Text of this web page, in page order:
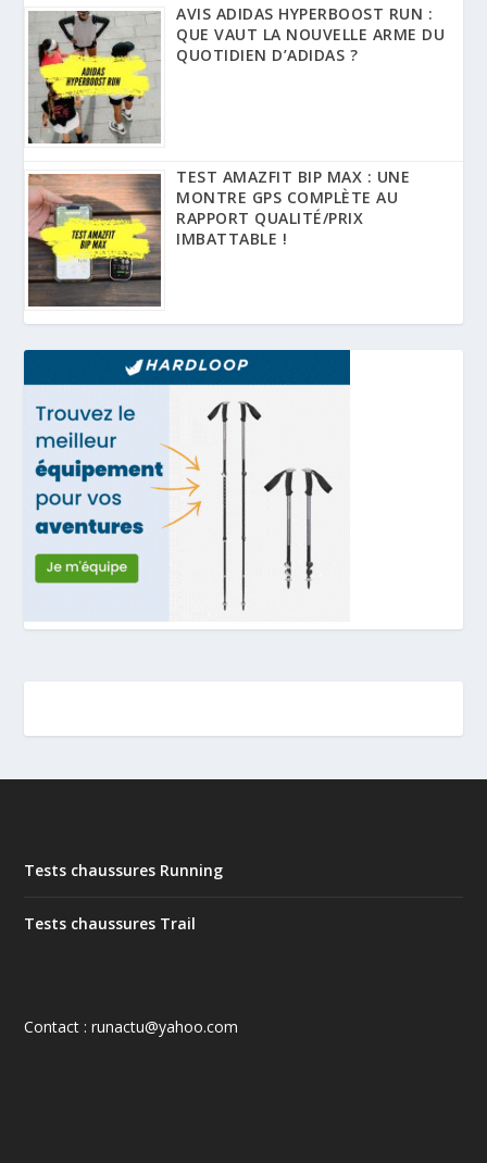
AVIS ADIDAS HYPERBOOST RUN :
QUE VAUT LA NOUVELLE ARME DU
QUOTIDIEN D’ADIDAS ?
TEST AMAZFIT BIP MAX : UNE
MONTRE GPS COMPLÈTE AU
RAPPORT QUALITÉ/PRIX
IMBATTABLE !
Tests chaussures Running
Tests chaussures Trail
Contact : runactu@yahoo.com